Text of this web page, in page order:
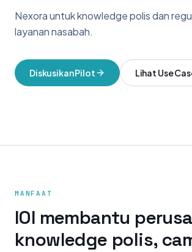
Nexora untuk knowledge polis dan
layanan nasabah.
Diskusikan Pilot Lihat Use
MANFAAT
IOI membantu
knowledge polis,